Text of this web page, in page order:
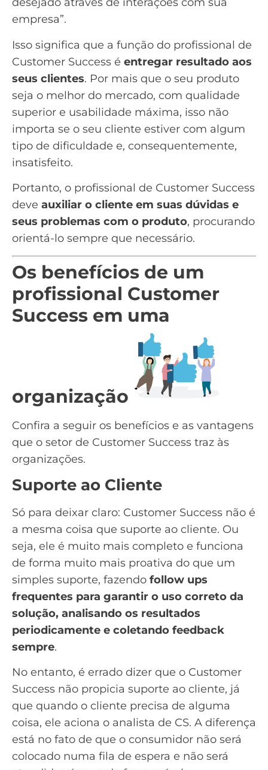
desejado através de interações com sua
empresa”.
Isso significa que a função do profissional de
Customer Success é entregar resultado aos
seus clientes. Por mais que o seu produto
seja o melhor do mercado, com qualidade
superior e usabilidade máxima, isso não
importa se o seu cliente estiver com algum
tipo de dificuldade e, consequentemente,
insatisfeito.
Portanto, o profissional de Customer Success
deve auxiliar o cliente em suas dúvidas e
seus problemas com o produto, procurando
orientá-lo sempre que necessário.
Os benefícios de um
profissional Customer
Success em uma
organização
Confira a seguir os benefícios e as vantagens
que o setor de Customer Success traz às
organizações.
Suporte ao Cliente
Só para deixar claro: Customer Success não é
a mesma coisa que suporte ao cliente. Ou
seja, ele é muito mais completo e funciona
de forma muito mais proativa do que um
simples suporte, fazendo follow ups
frequentes para garantir o uso correto da
solução, analisando os resultados
periodicamente e coletando feedback
sempre.
No entanto, é errado dizer que o Customer
Success não propicia suporte ao cliente, já
que quando o cliente precisa de alguma
coisa, ele aciona o analista de CS. A diferença
está no fato de que o consumidor não será
colocado numa fila de espera e não será